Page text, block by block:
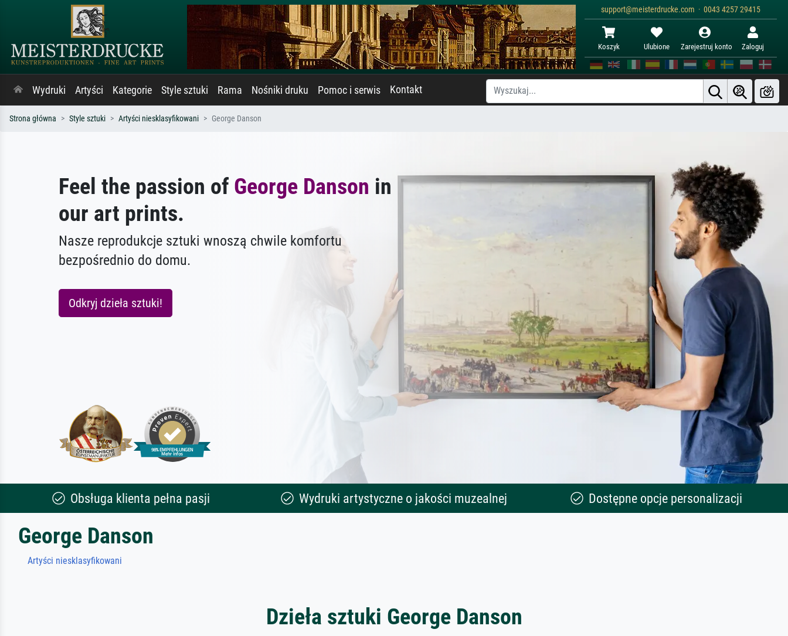
support@meisterdrucke.com · 0043 4257 29415
Koszyk Ulubione Zarejestruj konto Zaloguj
Wydruki Artyści Kategorie Style sztuki Rama Nośniki druku Pomoc i serwis Kontakt
Strona główna Style sztuki Artyści niesklasyfikowani George Danson
Feel the passion of George Danson in
our art prints.
Nasze reprodukcje sztuki wnoszą chwile komfortu
bezpośrednio do domu.
Odkryj dzieła sztuki!
Obsługa klienta pełna pasji Wydruki artystyczne o jakości muzealnej Dostępne opcje personalizacji
George Danson
Artyści niesklasyfikowani
Dzieła sztuki George Danson